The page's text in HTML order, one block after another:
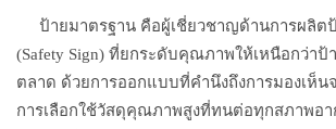
ป้ายมาตรฐาน คือผู้เชี่ยวชาญด้านการผลิต
(Safety Sign) ที่ยกระดับคุณภาพให้เหนือกว่าป้
ตลาด ด้วยการออกแบบที่คำนึงถึงการมองเห็น
การเลือกใช้วัสดุคุณภาพสูงที่ทนต่อทุกสภาพอ